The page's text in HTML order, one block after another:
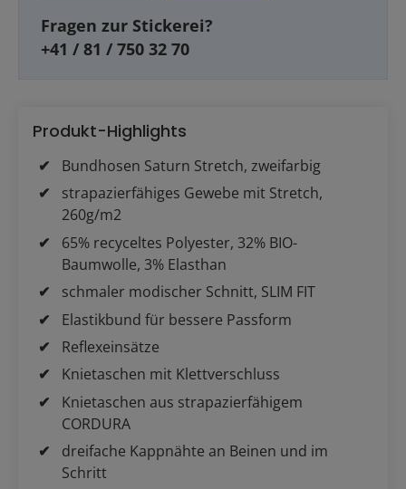
Fragen zur Stickerei?
+41 / 81 / 750 32 70
Produkt-Highlights
Bundhosen Saturn Stretch, zweifarbig
strapazierfähiges Gewebe mit Stretch,
260g/m2
65% recyceltes Polyester, 32% BIO-
Baumwolle, 3% Elasthan
schmaler modischer Schnitt, SLIM FIT
Elastikbund für bessere Passform
Reflexeinsätze
Knietaschen mit Klettverschluss
Knietaschen aus strapazierfähigem
CORDURA
dreifache Kappnähte an Beinen und im
Schritt